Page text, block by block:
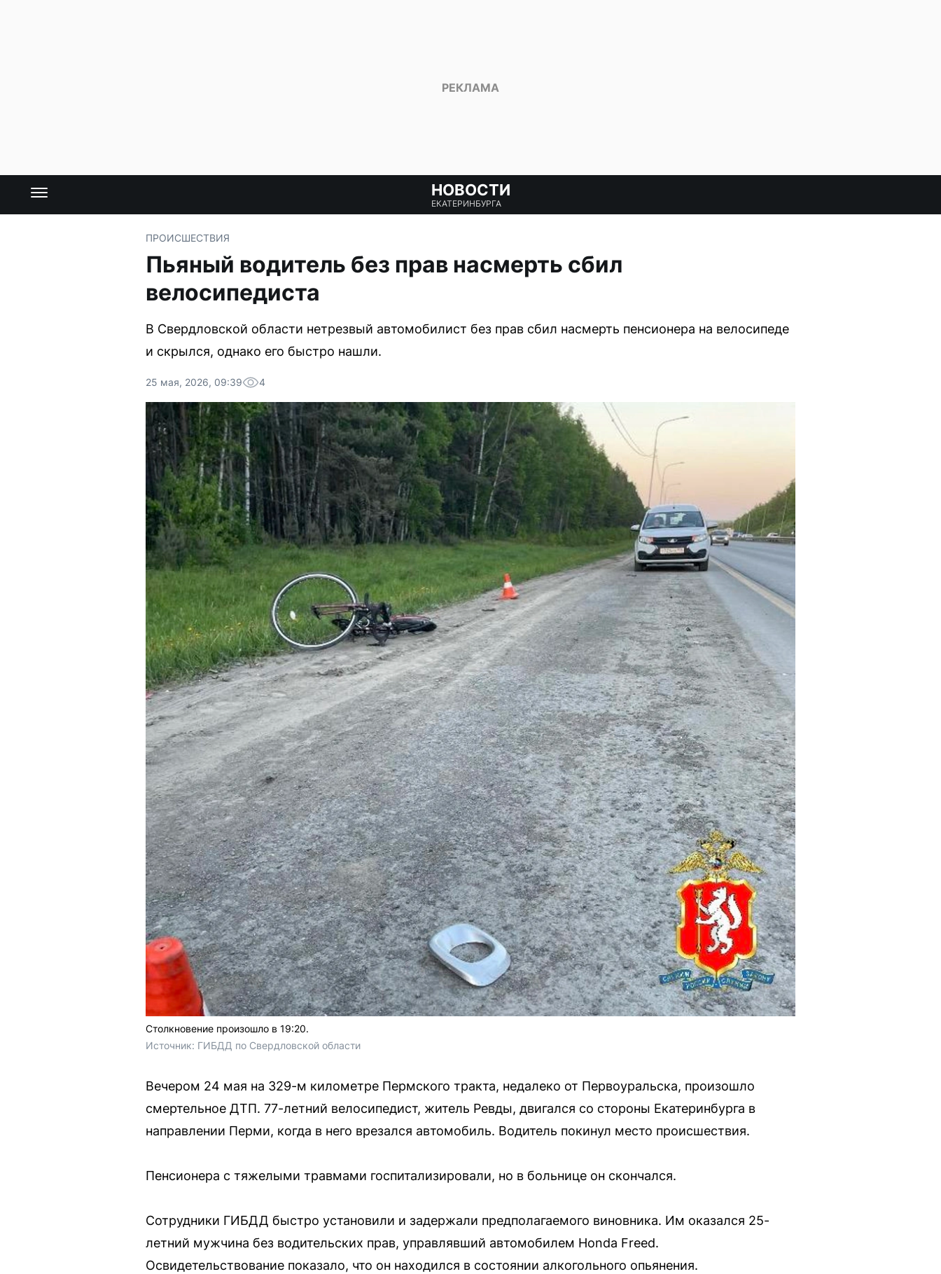
НОВОСТИ
ЕКАТЕРИНБУРГА
ПРОИСШЕСТВИЯ
Пьяный водитель без прав насмерть сбил
велосипедиста
В Свердловской области нетрезвый автомобилист без прав сбил насмерть пенсионера на велосипеде
и скрылся, однако его быстро нашли.
25 мая, 2026, 09:39 4
Столкновение произошло в 19:20.
Источник: ГИБДД по Свердловской области
Вечером 24 мая на 329-м километре Пермского тракта, недалеко от Первоуральска, произошло
смертельное ДТП. 77-летний велосипедист, житель Ревды, двигался со стороны Екатеринбурга в
направлении Перми, когда в него врезался автомобиль. Водитель покинул место происшествия.
Пенсионера с тяжелыми травмами госпитализировали, но в больнице он скончался.
Сотрудники ГИБДД быстро установили и задержали предполагаемого виновника. Им оказался 25-
летний мужчина без водительских прав, управлявший автомобилем Honda Freed.
Освидетельствование показало, что он находился в состоянии алкогольного опьянения.